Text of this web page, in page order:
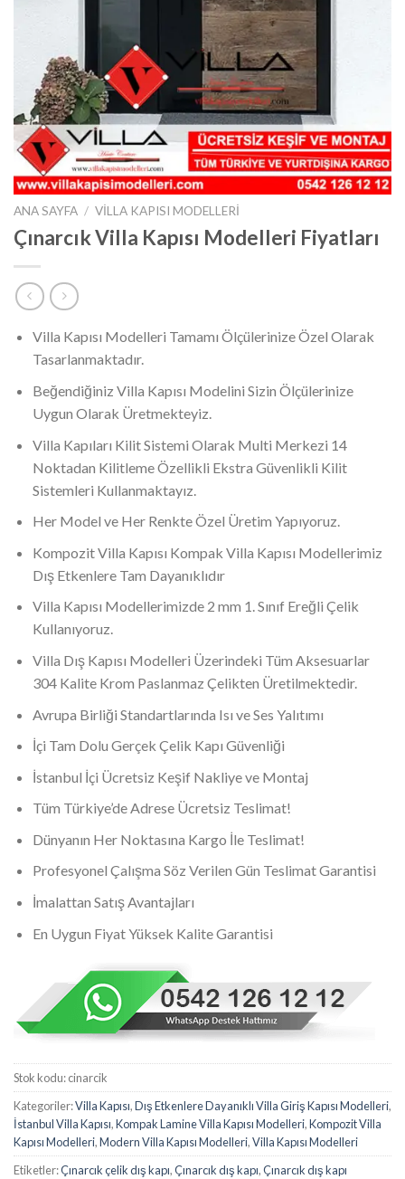
ANA SAYFA / VILLA KAPISI MODELLERI
Çınarcık Villa Kapısı Modelleri Fiyatları
Villa Kapısı Modelleri Tamamı Ölçülerinize Özel Olarak
Tasarlanmaktadır.
Beğendiğiniz Villa Kapısı Modelini Sizin Ölçülerinize
Uygun Olarak Üretmekteyiz.
Villa Kapıları Kilit Sistemi Olarak Multi Merkezi 14
Noktadan Kilitleme Özellikli Ekstra Güvenlikli Kilit
Sistemleri Kullanmaktayız.
Her Model ve Her Renkte Özel Üretim Yapıyoruz.
Kompozit Villa Kapısı Kompak Villa Kapısı Modellerimiz
Dış Etkenlere Tam Dayanıklıdır
Villa Kapısı Modellerimizde 2 mm 1. Sınıf Ereğli Çelik
Kullanıyoruz.
Villa Dış Kapısı Modelleri Üzerindeki Tüm Aksesuarlar
304 Kalite Krom Paslanmaz Çelikten Üretilmektedir.
Avrupa Birliği Standartlarında Isı ve Ses Yalıtımı
İçi Tam Dolu Gerçek Çelik Kapı Güvenliği
İstanbul İçi Ücretsiz Keşif Nakliye ve Montaj
Tüm Türkiye’de Adrese Ücretsiz Teslimat!
Dünyanın Her Noktasına Kargo İle Teslimat!
Profesyonel Çalışma Söz Verilen Gün Teslimat Garantisi
İmalattan Satış Avantajları
En Uygun Fiyat Yüksek Kalite Garantisi
Stok kodu:cinarcik
Kategoriler:Villa Kapısı,Dış Etkenlere Dayanıklı Villa Giriş Kapısı Modelleri,
İstanbul Villa Kapısı,Kompak Lamine Villa Kapısı Modelleri,Kompozit Villa
Kapısı Modelleri,Modern Villa Kapısı Modelleri,Villa Kapısı Modelleri
Etiketler:Çınarcık çelik dış kapı,Çınarcık dış kapı,Çınarcık dış kapı